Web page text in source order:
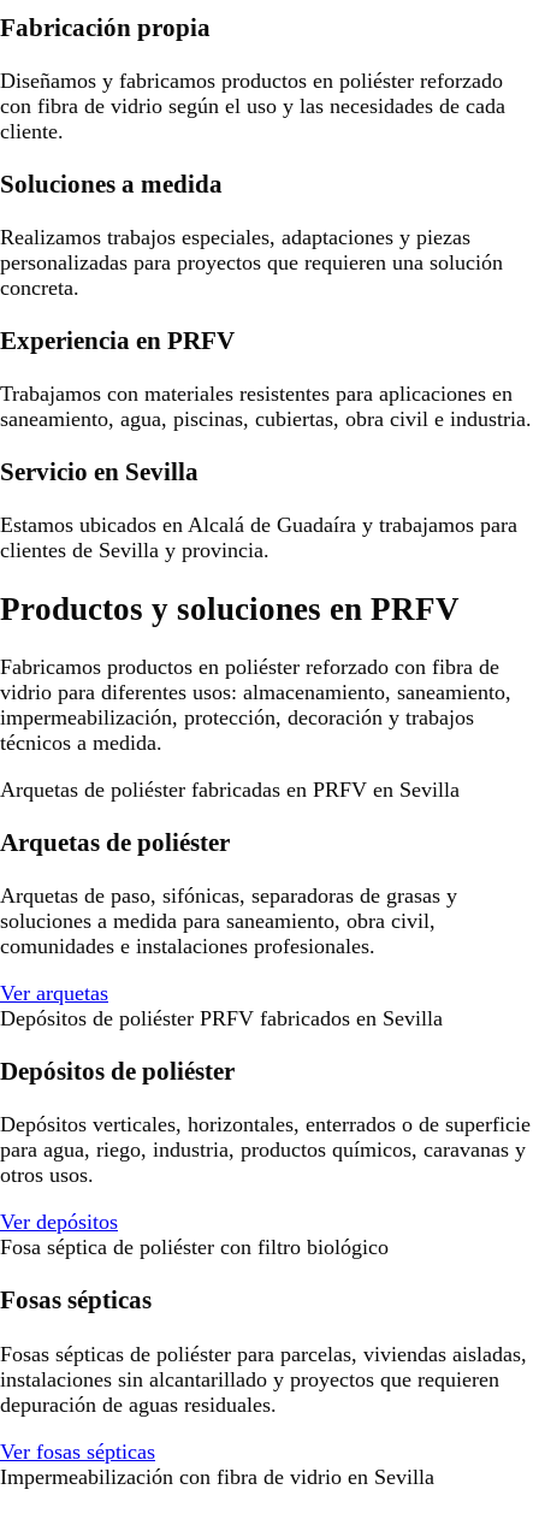
Fabricación propia
Diseñamos y fabricamos productos en poliéster reforzado
con fibra de vidrio según el uso y las necesidades de cada
cliente.
Soluciones a medida
Realizamos trabajos especiales, adaptaciones y piezas
personalizadas para proyectos que requieren una solución
concreta.
Experiencia en PRFV
Trabajamos con materiales resistentes para aplicaciones en
saneamiento, agua, piscinas, cubiertas, obra civil e industria.
Servicio en Sevilla
Estamos ubicados en Alcalá de Guadaíra y trabajamos para
clientes de Sevilla y provincia.
Productos y soluciones en PRFV
Fabricamos productos en poliéster reforzado con fibra de
vidrio para diferentes usos: almacenamiento, saneamiento,
impermeabilización, protección, decoración y trabajos
técnicos a medida.
Arquetas de poliéster fabricadas en PRFV en Sevilla
Arquetas de poliéster
Arquetas de paso, sifónicas, separadoras de grasas y
soluciones a medida para saneamiento, obra civil,
comunidades e instalaciones profesionales.
Ver arquetas
Depósitos de poliéster PRFV fabricados en Sevilla
Depósitos de poliéster
Depósitos verticales, horizontales, enterrados o de superficie
para agua, riego, industria, productos químicos, caravanas y
otros usos.
Ver depósitos
Fosa séptica de poliéster con filtro biológico
Fosas sépticas
Fosas sépticas de poliéster para parcelas, viviendas aisladas,
instalaciones sin alcantarillado y proyectos que requieren
depuración de aguas residuales.
Ver fosas sépticas
Impermeabilización con fibra de vidrio en Sevilla